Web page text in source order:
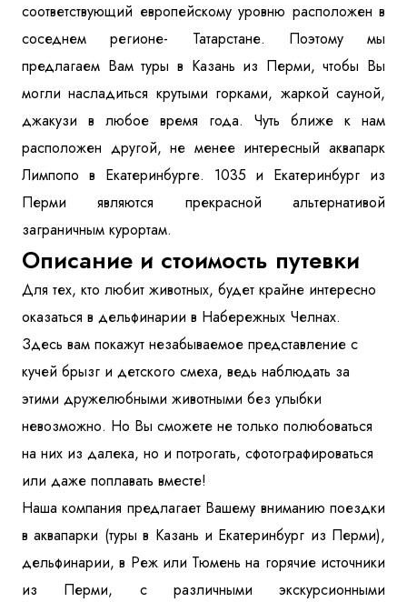
соответствующий европейскому уровню расположен в
соседнем регионе- Татарстане. Поэтому мы
предлагаем Вам туры в Казань из Перми, чтобы Вы
могли насладиться крутыми горками, жаркой сауной,
джакузи в любое время года. Чуть ближе к нам
расположен другой, не менее интересный аквапарк
Лимпопо в Екатеринбурге. 1035 и Екатеринбург из
Перми являются прекрасной альтернативой
заграничным курортам.
Описание и стоимость путевки
Для тех, кто любит животных, будет крайне интересно
оказаться в дельфинарии в Набережных Челнах.
Здесь вам покажут незабываемое представление с
кучей брызг и детского смеха, ведь наблюдать за
этими дружелюбными животными без улыбки
невозможно. Но Вы сможете не только полюбоваться
на них из далека, но и потрогать, сфотографироваться
или даже поплавать вместе!
Наша компания предлагает Вашему вниманию поездки
в аквапарки (туры в Казань и Екатеринбург из Перми),
дельфинарии, в Реж или Тюмень на горячие источники
из Перми, с различными экскурсионными